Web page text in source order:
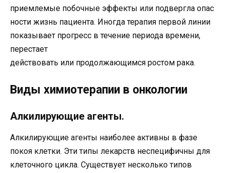
приемлемые побочные эффекты или подвергла опас
ности жизнь пациента. Иногда терапия первой линии
показывает прогресс в течение периода времени,
перестает
действовать или продолжающимся ростом рака.
Виды химиотерапии в онкологии
Алкилирующие агенты.
Алкилирующие агенты наиболее активны в фазе
покоя клетки. Эти типы лекарств неспецифичны для
клеточного цикла. Существует несколько типов